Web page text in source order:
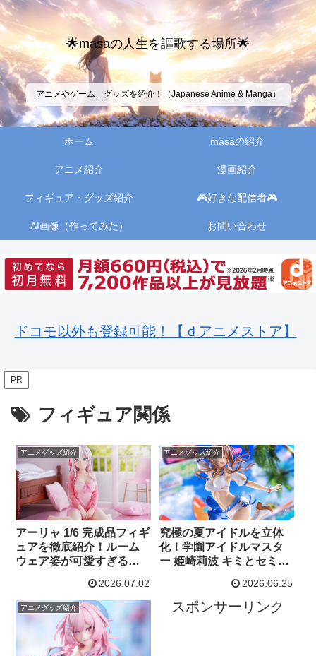
🌟masaの人生を謳歌する場所🌟
アニメやゲーム、グッズを紹介！（Japanese Anime & Manga）
ホーム masaの紹介
アニメ紹介 漫画紹介
フィギュア・グッズ紹介 🎮好きな配信者🎮
AI画像（作ってみた） お問い合わせ
ドコモ以外も登録可能！【ｄアニメストア】
PR
フィギュア関係
アニメグッズ紹介
アーリャ 1/6 完成品フィギ
ュアを徹底紹介！ルーム
ウェア姿が可愛すぎる
2026.07.02
アニメグッズ紹介
究極の夏アイドルを立体
化！学園アイドルマスタ
ー 姫崎莉波 キミとセミブ
フィギュアの魅力を徹底
紹介
2026.06.25
アニメグッズ紹介 スポンサーリンク